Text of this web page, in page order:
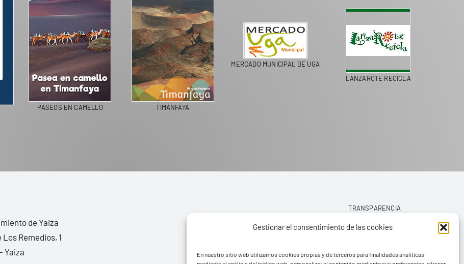
Gestionar el consentimiento de las cookies
En nuestro sitio web utilizamos cookies propias y de terceros para finalidades analíticas
PASEOS EN CAMELLO TIMANFAYA
MERCADO MUNICIPAL DE UGA
LANZAROTE RECICLA
de Yaiza
Los Remedios, 1
Yaiza
TRANSPARENCIA
AVISO LEGAL
POLÍTICA DE PRIVACIDAD